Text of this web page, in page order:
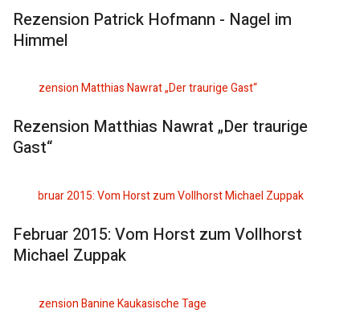
Rezension Patrick Hofmann - Nagel im
Himmel
Rezension Matthias Nawrat „Der traurige
Gast“
Februar 2015: Vom Horst zum Vollhorst
Michael Zuppak